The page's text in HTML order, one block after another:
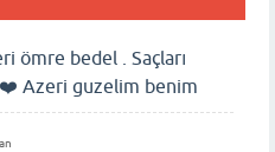
ömre bedel . Saçları
❤️ Azeri guzelim benim